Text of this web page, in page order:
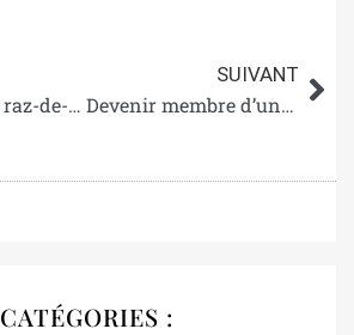
Avatar 2 : et le raz-de-marée fut
SUIVANT
Devenir membre d’une tribu mythique d’un temps hors du temps… en suivant Talhuic !
CATÉGORIES :